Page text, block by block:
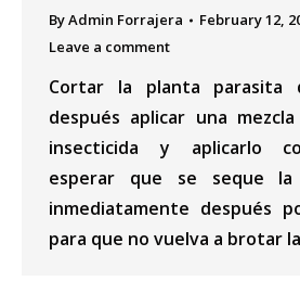
ByAdmin Forrajera
February 12,
Leave a comment
Cortar la planta parasita
después aplicar una
insecticida y aplicarlo
esperar que se seque la
inmediatamente después
para que no vuelva a brotar